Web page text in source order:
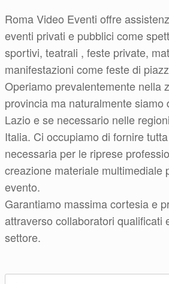
Roma Video Eventi offre
eventi privati e pubblici come
sportivi, teatrali , feste private,
manifestazioni come feste di
Operiamo prevalentemente nella
provincia ma naturalmente siamo
Lazio e se necessario nelle
Italia. Ci occupiamo di fornire
necessaria per le riprese
creazione materiale multimediale
evento.
Garantiamo massima cortesia e
attraverso collaboratori qualificati
settore.